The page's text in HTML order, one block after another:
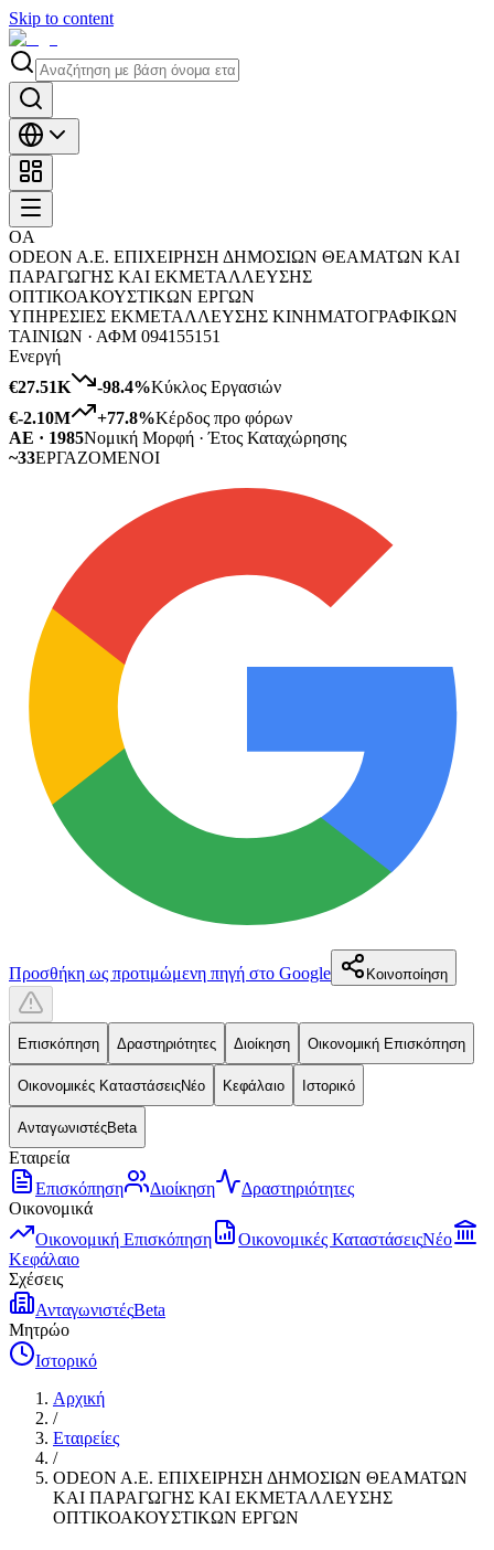
Skip to content
OA
ODEON A.E. ΕΠΙΧΕΙΡΗΣΗ ΔΗΜΟΣΙΩΝ ΘΕΑΜΑΤΩΝ ΚΑΙ
ΠΑΡΑΓΩΓΗΣ ΚΑΙ ΕΚΜΕΤΑΛΛΕΥΣΗΣ
ΟΠΤΙΚΟΑΚΟΥΣΤΙΚΩΝ ΕΡΓΩΝ
ΥΠΗΡΕΣΙΕΣ ΕΚΜΕΤΑΛΛΕΥΣΗΣ ΚΙΝΗΜΑΤΟΓΡΑΦΙΚΩΝ
ΤΑΙΝΙΩΝ · ΑΦΜ 094155151
Ενεργή
€27.51K
-98.4%Κύκλος Εργασιών
€-2.10M
+77.8%Κέρδος προ φόρων
ΑΕ · 1985Νομική Μορφή · Έτος Καταχώρησης
~33ΕΡΓΑΖΟΜΕΝΟΙ
Προσθήκη ως προτιμώμενη πηγή στο Google Κοινοποίηση
Επισκόπηση Δραστηριότητες Διοίκηση Οικονομική Επισκόπηση
Οικονομικές ΚαταστάσειςΝέο Κεφάλαιο Ιστορικό
ΑνταγωνιστέςBeta
Εταιρεία
Επισκόπηση
Διοίκηση
Δραστηριότητες
Οικονομικά
Οικονομική Επισκόπηση
Οικονομικές ΚαταστάσειςΝέο
Κεφάλαιο
Σχέσεις
ΑνταγωνιστέςBeta
Μητρώο
Ιστορικό
Αρχική
/
Εταιρείες
/
ODEON A.E. ΕΠΙΧΕΙΡΗΣΗ ΔΗΜΟΣΙΩΝ ΘΕΑΜΑΤΩΝ
ΚΑΙ ΠΑΡΑΓΩΓΗΣ ΚΑΙ ΕΚΜΕΤΑΛΛΕΥΣΗΣ
ΟΠΤΙΚΟΑΚΟΥΣΤΙΚΩΝ ΕΡΓΩΝ